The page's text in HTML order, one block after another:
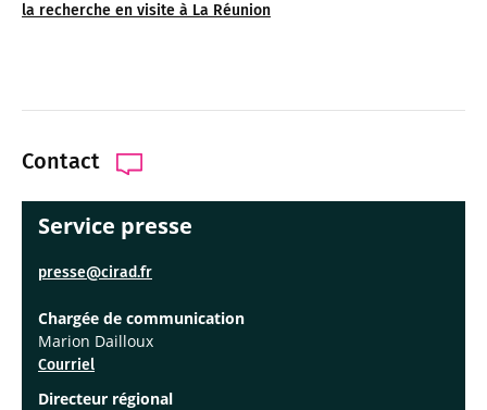
la recherche en visite à La Réunion
Contact
Service presse
presse@cirad.fr
Chargée de communication
Marion Dailloux
Courriel
Directeur régional